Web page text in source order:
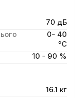
70 дБ
0- 40
°C
10 - 90 %
16.1 кг